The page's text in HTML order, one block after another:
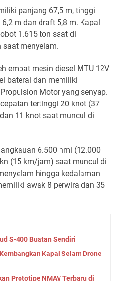
panjang 67,5 m, tinggi
m dan draft 5,8 m. Kapal
1.615 ton saat di
saat menyelam.
empat mesin diesel MTU 12V
baterai dan memiliki
Motor yang senyap.
tertinggi 20 knot (37
11 knot saat muncul di
6.500 nmi (12.000
(15 km/jam) saat muncul di
hingga kedalaman
awak 8 perwira dan 35
S-400 Buatan Sendiri
Kapal Selam Drone
Prototipe NMAV Terbaru di